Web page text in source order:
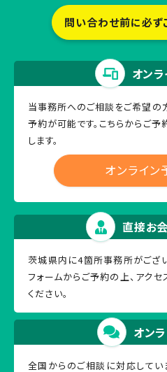
問い合わせ前に必ず
オン
当事務所へのご相談をご希望の
予約が可能です。 こちらからご
します。
オンライン
直接お
茨城県内に4箇所事務所がござ
フォームからご予約の上、アク
ください。
オン
全国からのご相談に対応してい